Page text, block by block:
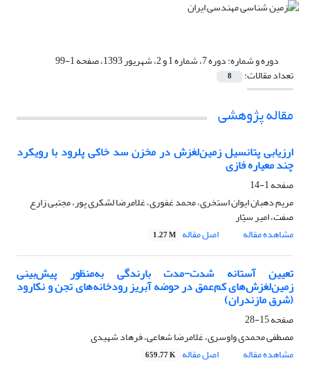
دوره و شماره:دوره 7، شماره 1 و 2، شهریور 1393، صفحه 1-99
تعداد مقالات: 8
مقاله پژوهشی
ارزیابی پتانسیل زمین‌لغزش در مخزن سد خاکی پلرود با رویکرد
چند معیاره فازی
صفحه1-14
مریم دهبان ایوان استخری، محمد غفوری، غلامرضا لشکری پور، مجتبی زارع
صفت، امیر سیّار
مشاهده مقاله
اصل مقاله 1.27 M
تعیین آستانه شدت-مدت بارندگی به‌منظور پیش‌بینی
زمین‌لغزش‌های کم‌عمق در حوضه آبریز رودخانه‌های تجن و نکارود
(شرق مازندران)
صفحه15-28
مصطفی محمدی واوسری، غلامرضا شعاعی، فرهاد شهیدی
مشاهده مقاله
اصل مقاله 659.77 K